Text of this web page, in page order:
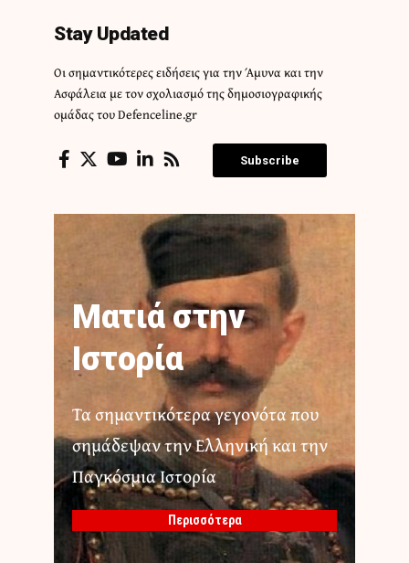
Stay Updated
Οι σημαντικότερες ειδήσεις για την Άμυνα και την
Ασφάλεια με τον σχολιασμό της δημοσιογραφικής
ομάδας του Defenceline.gr
Subscribe
Ματιά στην
Ιστορία
Τα σημαντικότερα γεγονότα που
σημάδεψαν την Ελληνική και την
Παγκόσμια Ιστορία
Περισσότερα